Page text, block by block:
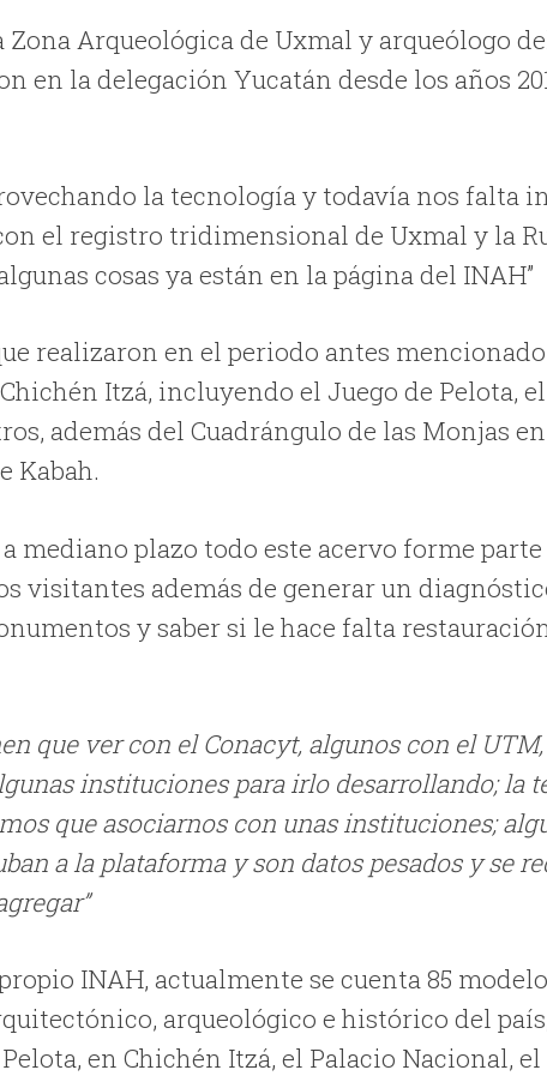
Arqueológica de Uxmal y arqueólogo
la delegación Yucatán desde los años
la tecnología y todavía nos falta
el registro tridimensional de Uxmal y la
cosas ya están en la página del INAH”
realizaron en el periodo antes
Itzá, incluyendo el Juego de Pelota,
además del Cuadrángulo de las Monjas
Kabah.
mediano plazo todo este acervo forme parte
visitantes además de generar un
y saber si le hace falta
que ver con el Conacyt, algunos con el
instituciones para irlo desarrollando; la
que asociarnos con unas instituciones;
a la plataforma y son datos pesados y se
INAH, actualmente se cuenta 85
arqueológico e histórico del
en Chichén Itzá, el Palacio Nacional, el